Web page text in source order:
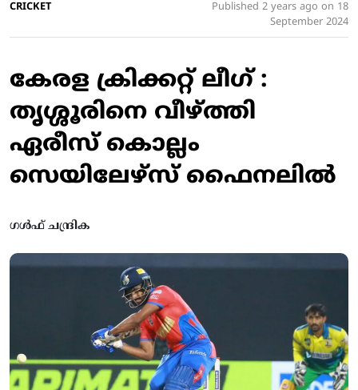
CRICKET
Published 2 years ago on 18
September 2024
കേരള ക്രിക്കറ്റ് ലീഗ് :
തൃശ്ശൂരിനെ വീഴ്ത്തി
ഏരീസ് കൊല്ലം
സെയിലേഴ്‌സ് ഫൈനലില്‍
ഗൾഫ് ചന്ദ്രിക